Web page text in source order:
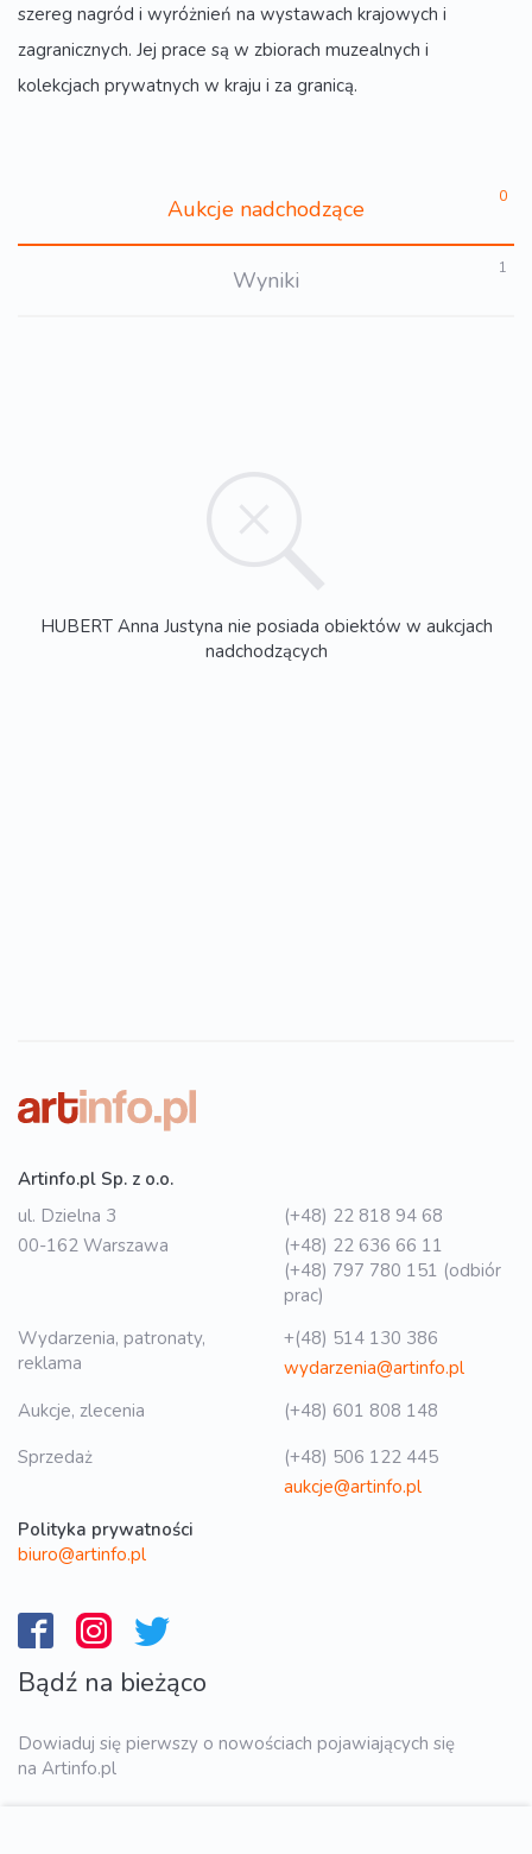
szereg nagród i wyróżnień na wystawach krajowych i
zagranicznych. Jej prace są w zbiorach muzealnych i
kolekcjach prywatnych w kraju i za granicą.
Aukcje nadchodzące 0
Wyniki 1
HUBERT Anna Justyna nie posiada obiektów w aukcjach
nadchodzących
Artinfo.pl Sp. z o.o.
ul. Dzielna 3
00-162 Warszawa
(+48) 22 818 94 68
(+48) 22 636 66 11
(+48) 797 780 151 (odbiór
prac)
Wydarzenia, patronaty,
reklama
+(48) 514 130 386
wydarzenia@artinfo.pl
Aukcje, zlecenia
(+48) 601 808 148
Sprzedaż
(+48) 506 122 445
aukcje@artinfo.pl
Polityka prywatności
biuro@artinfo.pl
Bądź na bieżąco
Dowiaduj się pierwszy o nowościach pojawiających się
na Artinfo.pl